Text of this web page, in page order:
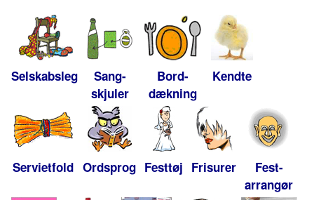
Selskabsleg
Sang-
skjuler
Bord-
dækning
Kendte
Servietfold Ordsprog Festtøj Frisurer
Fest-
arrangør